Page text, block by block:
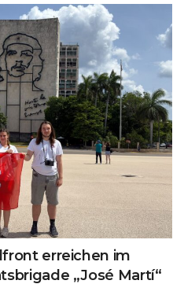
erreichen im
„José Martí“